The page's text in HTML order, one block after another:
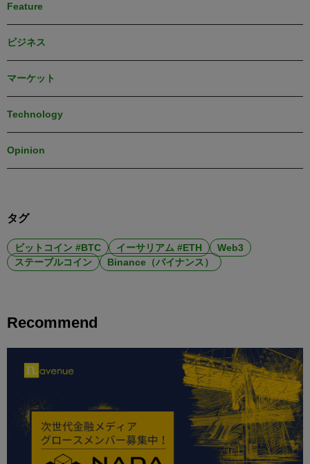
Feature
ビジネス
マーケット
Technology
Opinion
タグ
ビットコイン #BTC イーサリアム #ETH
Web3
ステーブルコイン
Binance（バイナンス）
Recommend